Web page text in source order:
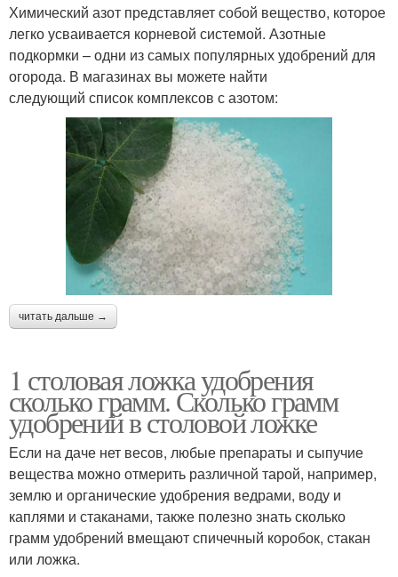
Химический азот представляет собой вещество, которое
легко усваивается корневой системой. Азотные
подкормки – одни из самых популярных удобрений для
огорода. В магазинах вы можете найти
следующий список комплексов с азотом:
читать дальше →
1 столовая ложка удобрения
сколько грамм. Сколько грамм
удобрений в столовой ложке
Если на даче нет весов, любые препараты и сыпучие
вещества можно отмерить различной тарой, например,
землю и органические удобрения ведрами, воду и
каплями и стаканами, также полезно знать сколько
грамм удобрений вмещают спичечный коробок, стакан
или ложка.